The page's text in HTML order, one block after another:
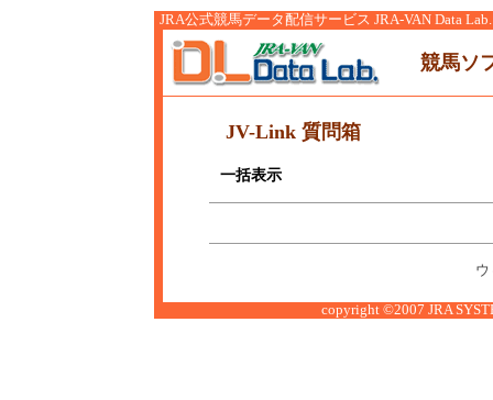
JRA公式競馬データ配信サービス JRA-VAN Data Lab.
競馬ソ
JV-Link 質問箱
一括表示
copyright ©2007 JRA